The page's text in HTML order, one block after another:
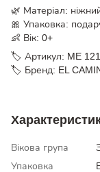
🌿 Матеріал:
🎀 Упаковка:
👶 Вік: 0+
🏷 Артикул: ME
🏷 Бренд: EL
Вікова група
Упаковка